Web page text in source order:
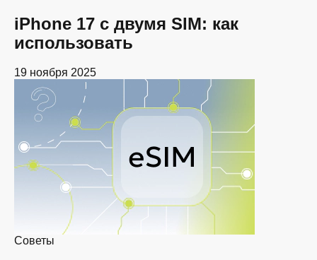
iPhone 17 с двумя SIM: как
использовать
19 ноября 2025
Советы